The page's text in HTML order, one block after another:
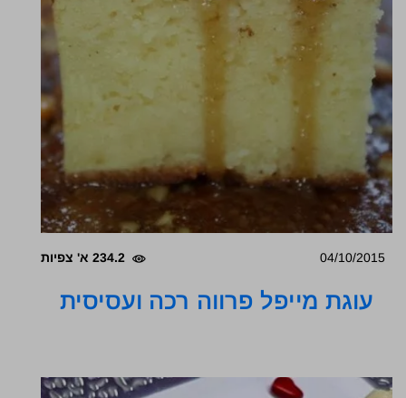
04/10/2015 234.2 א' צפיות
עוגת מייפל פרווה רכה ועסיסית